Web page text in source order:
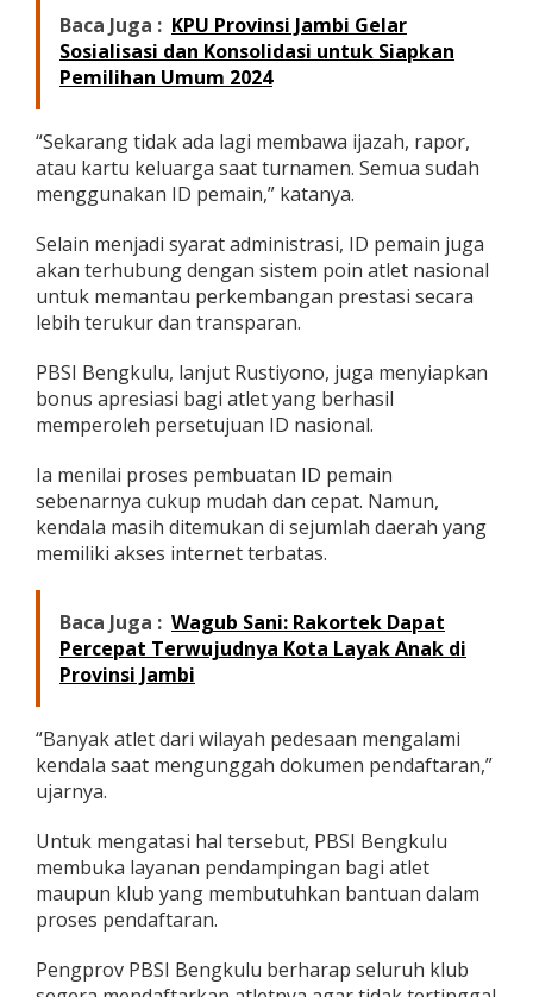
Baca Juga : KPU Provinsi Jambi Gelar
Sosialisasi dan Konsolidasi untuk Siapkan
Pemilihan Umum 2024
“Sekarang tidak ada lagi membawa ijazah, rapor,
atau kartu keluarga saat turnamen. Semua sudah
menggunakan ID pemain,” katanya.
Selain menjadi syarat administrasi, ID pemain juga
akan terhubung dengan sistem poin atlet nasional
untuk memantau perkembangan prestasi secara
lebih terukur dan transparan.
PBSI Bengkulu, lanjut Rustiyono, juga menyiapkan
bonus apresiasi bagi atlet yang berhasil
memperoleh persetujuan ID nasional.
Ia menilai proses pembuatan ID pemain
sebenarnya cukup mudah dan cepat. Namun,
kendala masih ditemukan di sejumlah daerah yang
memiliki akses internet terbatas.
Baca Juga : Wagub Sani: Rakortek Dapat
Percepat Terwujudnya Kota Layak Anak di
Provinsi Jambi
“Banyak atlet dari wilayah pedesaan mengalami
kendala saat mengunggah dokumen pendaftaran,”
ujarnya.
Untuk mengatasi hal tersebut, PBSI Bengkulu
membuka layanan pendampingan bagi atlet
maupun klub yang membutuhkan bantuan dalam
proses pendaftaran.
Pengprov PBSI Bengkulu berharap seluruh klub